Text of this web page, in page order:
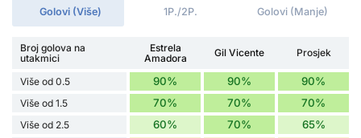
Golovi (Više) 1P./2P. Golovi (Manje)
Broj golova na
utakmici
Estrela
Amadora
Gil Vicente Prosjek
Više od 0.5 90% 90% 90%
Više od 1.5 70% 70% 70%
Više od 2.5 60% 70% 65%